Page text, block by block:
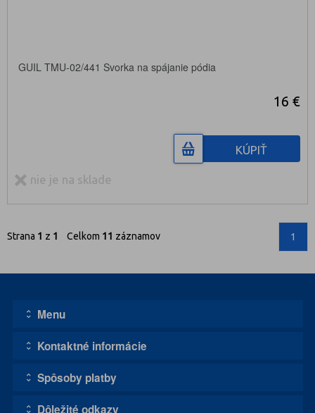
GUIL TMU-02/441 Svorka na spájanie pódia
16 €
KÚPIŤ
nie je na sklade
Strana 1 z 1 Celkom 11 záznamov 1
Menu
Úvodná stránka
Obchodné podmienky
Kontaktné informácie
Adresa:
Zvolenská cesta 5080/14A
Spôsoby platby
Dôležité odkazy